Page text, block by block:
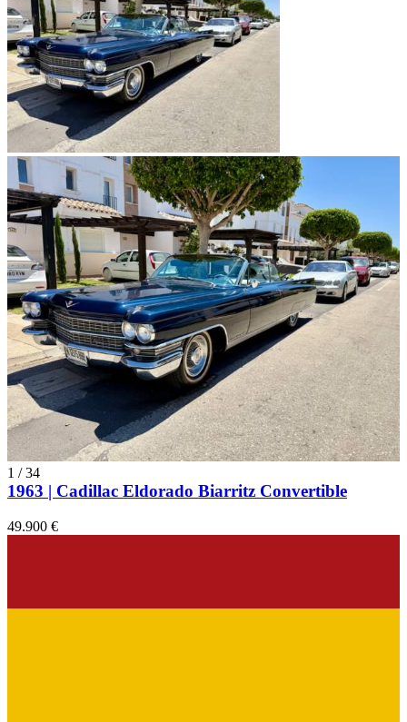
1 /34
1963 | Cadillac Eldorado Biarritz Convertible
49.900 €